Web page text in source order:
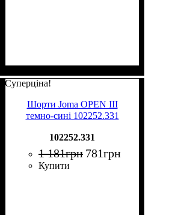
Суперціна!
Шорти Joma OPEN III
темно-сині 102252.331
102252.331
1 181грн 781грн
Купити